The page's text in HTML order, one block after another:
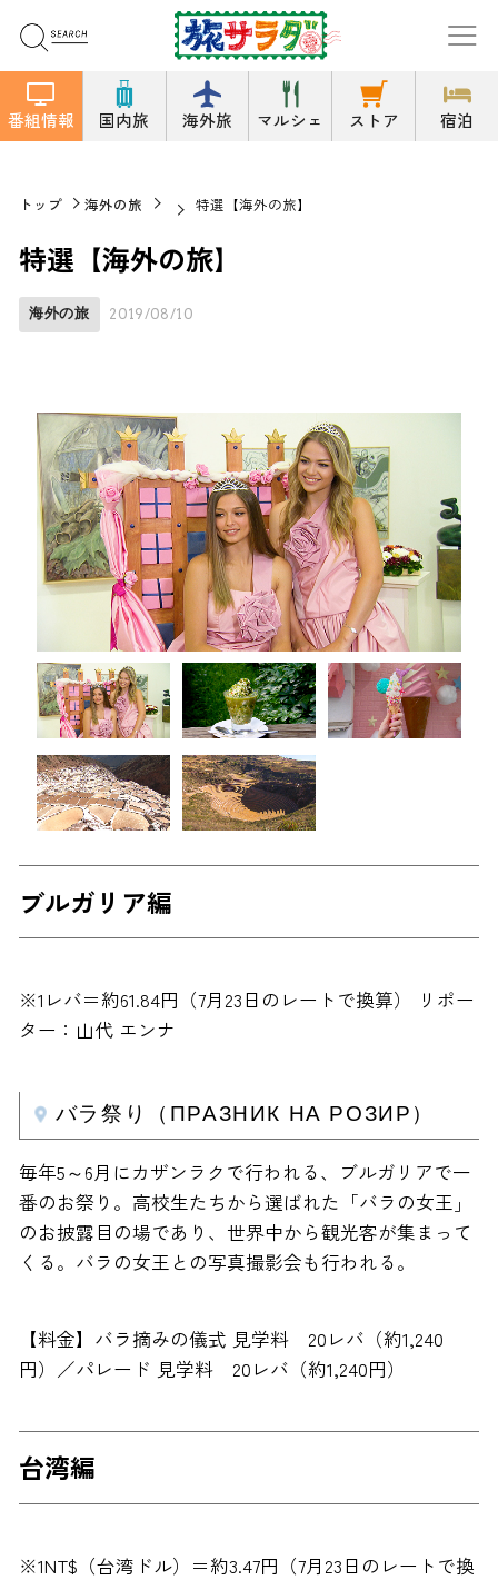
番組情報 国内旅 海外旅 マルシェ ストア 宿泊
トップ 海外の旅 特選【海外の旅】
特選【海外の旅】
海外の旅 2019/08/10
ブルガリア編
※1レバ＝約61.84円（7月23日のレートで換算） リポー
ター：山代 エンナ
バラ祭り（ПРАЗНИК НА РОЗИР）
毎年5～6月にカザンラクで行われる、ブルガリアで一
番のお祭り。高校生たちから選ばれた「バラの女王」
のお披露目の場であり、世界中から観光客が集まって
くる。バラの女王との写真撮影会も行われる。
【料金】バラ摘みの儀式 見学料 20レバ（約1,240
円）／パレード 見学料 20レバ（約1,240円）
台湾編
※1NT$（台湾ドル）＝約3.47円（7月23日のレートで換